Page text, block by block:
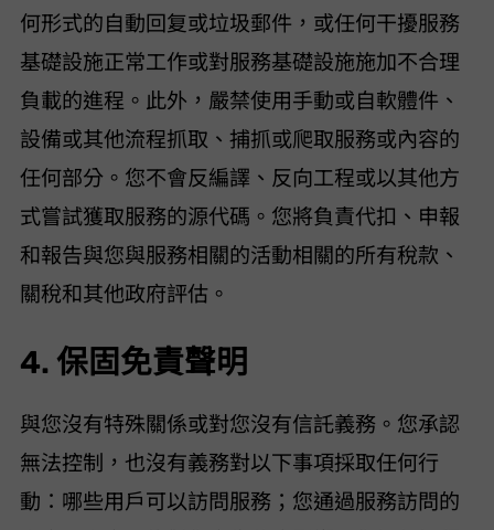
何形式的自動回复或“垃圾郵件”，或任何干擾服務
基礎設施正常工作或對服務基礎設施施加不合理
負載的進程。此外，嚴禁使用手動或自軟體件、
設備或其他流程“抓取”、“捕抓”或“爬取”服務或內容的
任何部分。您不會反編譯、反向工程或以其他方
式嘗試獲取服務的源代碼。您將負責代扣、申報
和報告與您與服務相關的活動相關的所有稅款、
關稅和其他政府評估。
4. 保固免責聲明
VideoHunter 與您沒有特殊關係或對您沒有信託義務。您承認 VideoHunter
無法控制，也沒有義務對以下事項採取任何行
動：哪些用戶可以訪問服務；您通過服務訪問的